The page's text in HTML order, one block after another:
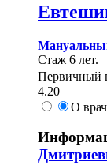
Стаж 6 лет.
Первичный
4.20
О